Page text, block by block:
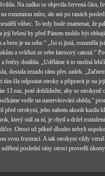
Na zadku se objevila červená čára,
rozumnou míru, ale ani po ranách
vůbec. To tedy bude znamenat, že
řešení by před Pánem mohlo být
beru je na sebe.“ „Jsi si jistá, rozuměla
a svlékni ze sebe latexový catsuit.“
dotáhla. „Uděláme ti to možná
dostala zezadu ránu přes zadek.
tím šla odpoutat otroky a připravit je na
13 ran, poté dohlídněte, aby se otrokyně
vedle na naservírování oběda,“
otrokyní, jeho nahotu akorát kazila
který stál za ní, je chytl a držel
Otroci už pěkně dlouho nebyli
svou frustraci. A tak otrokyni vždy
poslední rány otroci provedli